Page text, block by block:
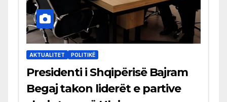
AKTUALITET POLITIKË
Presidenti i Shqipërisë Bajram
Begaj takon liderët e partive